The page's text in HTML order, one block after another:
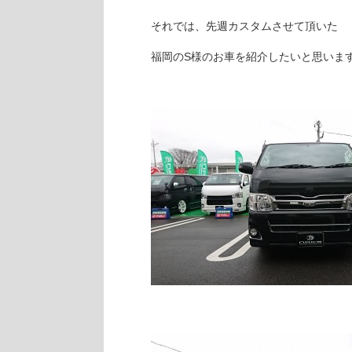
それでは、先週カスタムさせて頂いた
福岡のS様のお車を紹介したいと思いま